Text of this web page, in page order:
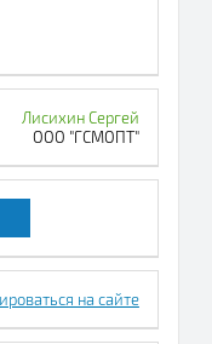
Лисихин Сергей
ООО "ГСМОПТ"
на сайте